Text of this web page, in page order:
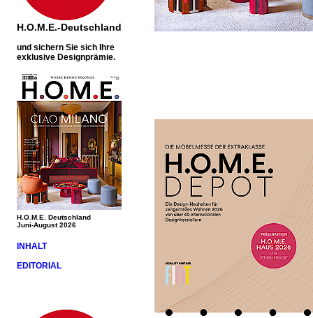
H.O.M.E.-Deutschland
und sichern Sie sich Ihre
exklusive Designprämie.
H.O.M.E. Deutschland
Juni-August 2026
INHALT
EDITORIAL